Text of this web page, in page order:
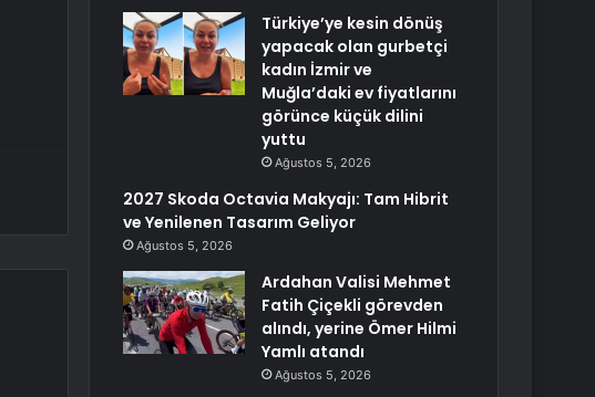
Türkiye’ye kesin dönüş
yapacak olan gurbetçi
kadın İzmir ve
Muğla’daki ev fiyatlarını
görünce küçük dilini
yuttu
Ağustos 5, 2026
2027 Skoda Octavia Makyajı: Tam Hibrit
ve Yenilenen Tasarım Geliyor
Ağustos 5, 2026
Ardahan Valisi Mehmet
Fatih Çiçekli görevden
alındı, yerine Ömer Hilmi
Yamlı atandı
Ağustos 5, 2026